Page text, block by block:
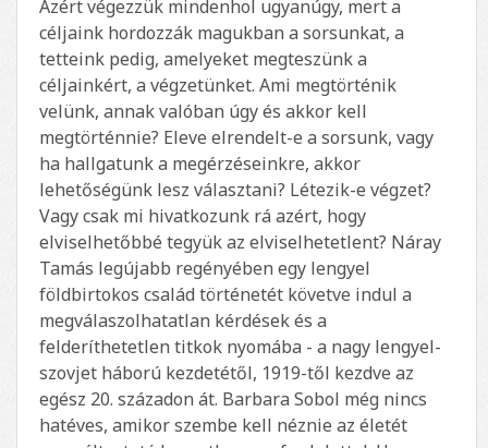
Azért végezzük mindenhol ugyanúgy, mert a
céljaink hordozzák magukban a sorsunkat, a
tetteink pedig, amelyeket megteszünk a
céljainkért, a végzetünket. Ami megtörténik
velünk, annak valóban úgy és akkor kell
megtörténnie? Eleve elrendelt-e a sorsunk, vagy
ha hallgatunk a megérzéseinkre, akkor
lehetőségünk lesz választani? Létezik-e végzet?
Vagy csak mi hivatkozunk rá azért, hogy
elviselhetőbbé tegyük az elviselhetetlent? Náray
Tamás legújabb regényében egy lengyel
földbirtokos család történetét követve indul a
megválaszolhatatlan kérdések és a
felderíthetetlen titkok nyomába - a nagy lengyel-
szovjet háború kezdetétől, 1919-től kezdve az
egész 20. századon át. Barbara Sobol még nincs
hatéves, amikor szembe kell néznie az életét